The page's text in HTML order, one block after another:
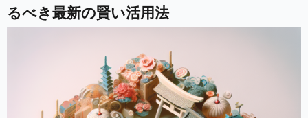
るべき最新の賢い活用法